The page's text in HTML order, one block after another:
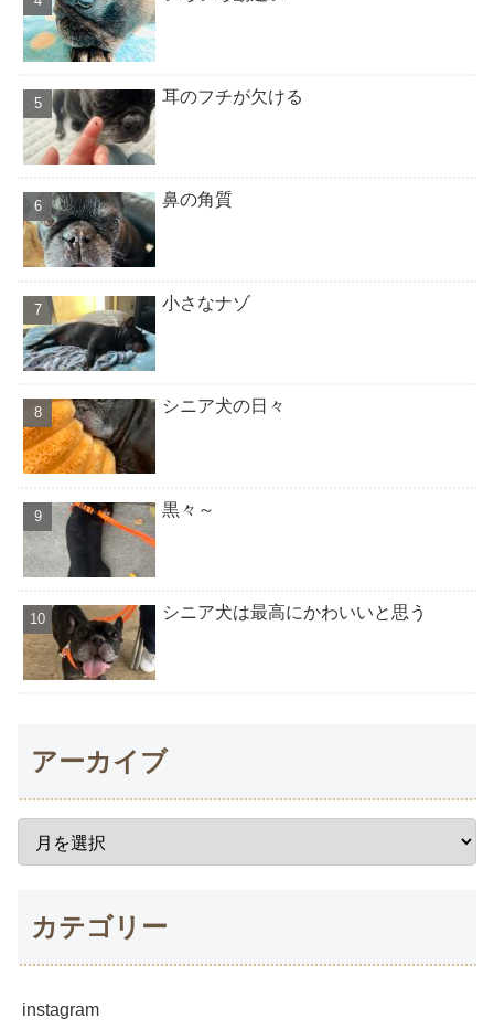
耳のフチが欠ける
鼻の角質
小さなナゾ
シニア犬の日々
黒々～
シニア犬は最高にかわいいと思う
アーカイブ
カテゴリー
instagram